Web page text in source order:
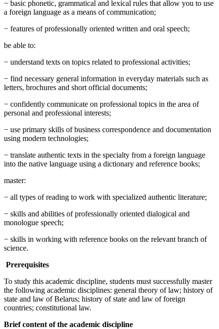
− basic phonetic, grammatical and lexical rules that allow you to use
a foreign language as a means of communication;
− features of professionally oriented written and oral speech;
be able to:
− understand texts on topics related to professional activities;
− find necessary general information in everyday materials such as
letters, brochures and short official documents;
− confidently communicate on professional topics in the area of ​​
personal and professional interests;
− use primary skills of business correspondence and documentation
using modern technologies;
− translate authentic texts in the specialty from a foreign language
into the native language using a dictionary and reference books;
master:
− all types of reading to work with specialized authentic literature;
− skills and abilities of professionally oriented dialogical and
monologue speech;
− skills in working with reference books on the relevant branch of
science.
Prerequisites
To study this academic discipline, students must successfully master
the following academic disciplines: general theory of law; history of
state and law of Belarus; history of state and law of foreign
countries; constitutional law.
Brief content of the academic discipline